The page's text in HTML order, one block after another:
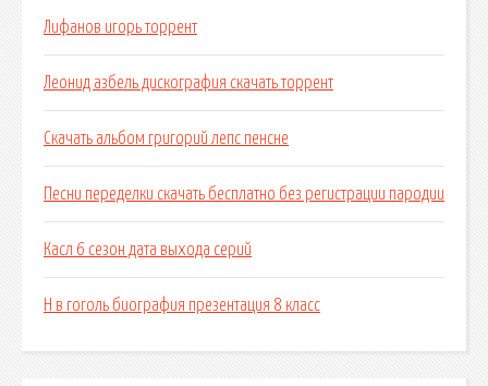
Лифанов игорь торрент
Леонид азбель дискография скачать торрент
Скачать альбом григорий лепс пенсне
Песни переделки скачать бесплатно без регистрации пародии
Касл 6 сезон дата выхода серий
Н в гоголь биография презентация 8 класс